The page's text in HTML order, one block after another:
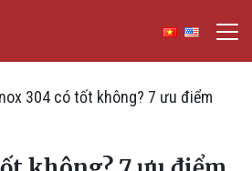
304 có tốt không? 7 ưu điểm